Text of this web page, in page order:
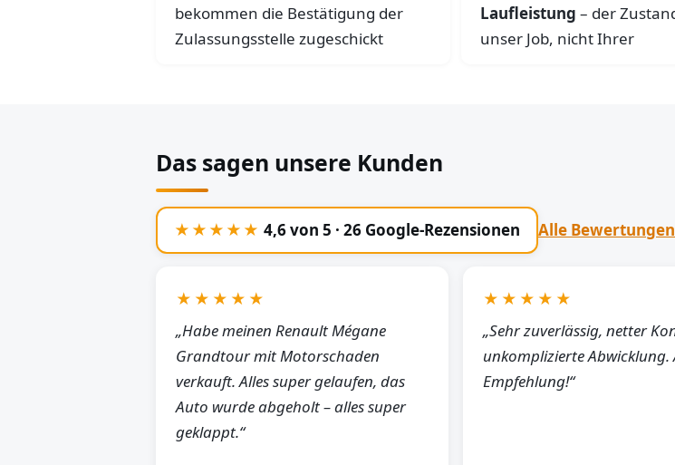
bekommen die Bestätigung der
Zulassungsstelle zugeschickt
Laufleistung – der
unser Job, nicht Ihrer
Das sagen unsere Kunden
★★★★★ 4,6 von 5 · 26 Google-Rezensionen Alle
★★★★★
„Habe meinen Renault Mégane
Grandtour mit Motorschaden
verkauft. Alles super gelaufen, das
Auto wurde abgeholt – alles super
geklappt.“
★★★★★
„Sehr zuverlässig, netter
unkomplizierte Abwicklung.
Empfehlung!“